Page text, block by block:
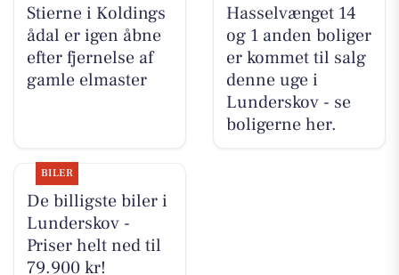
Stierne i Koldings
ådal er igen åbne
efter fjernelse af
gamle elmaster
Hasselvænget 14
og 1 anden boliger
er kommet til salg
denne uge i
Lunderskov - se
boligerne her.
BILER
De billigste biler i
Lunderskov -
Priser helt ned til
79.900 kr!